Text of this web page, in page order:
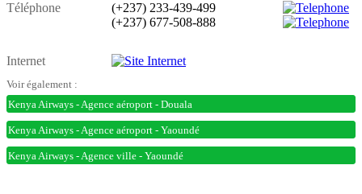
Téléphone
(+237) 233-439-499
(+237) 677-508-888
Internet
Voir également :
Kenya Airways - Agence aéroport - Douala
Kenya Airways - Agence aéroport - Yaoundé
Kenya Airways - Agence ville - Yaoundé